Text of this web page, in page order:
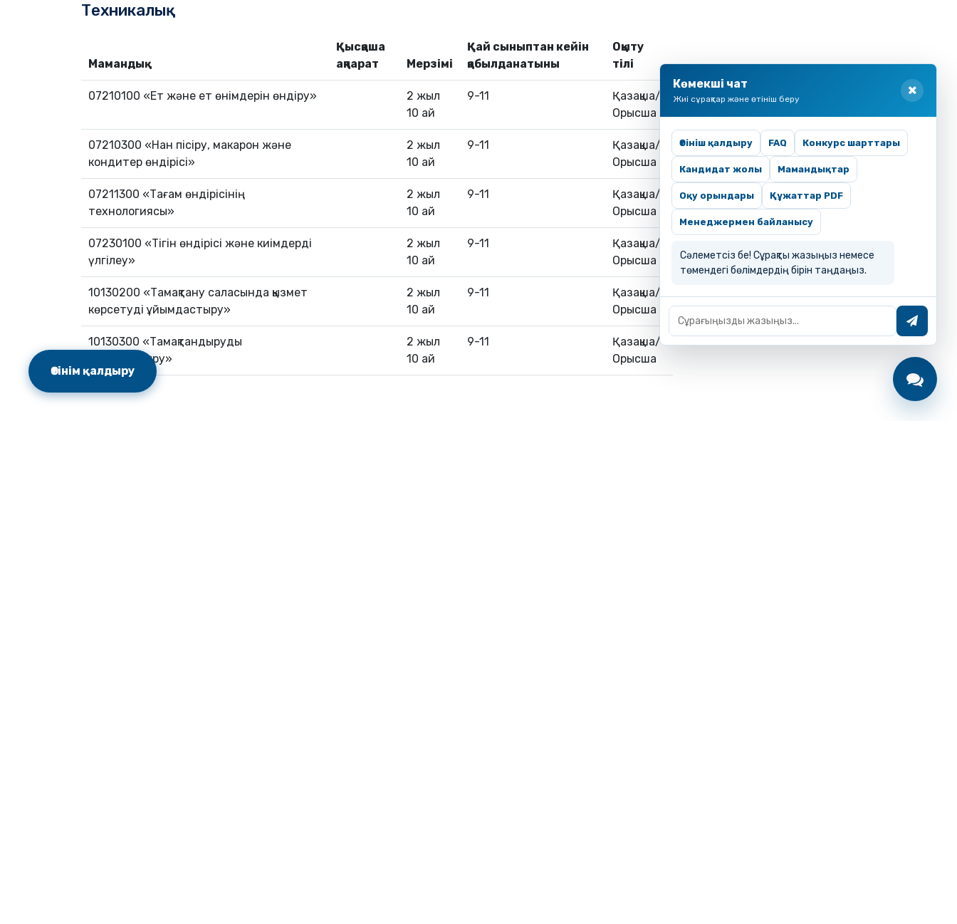
Техникалық
Мамандық
Қысқаша
ақпарат
Мерзімі
Қай сыныптан кейін
қабылданатыны
Оқыту
тілі
07210100 «Ет және ет өнімдерін өндіру»
2 жыл
10 ай
9-11
Қазақша/
Орысша
07210300 «Нан пісіру, макарон және
кондитер өндірісі»
2 жыл
10 ай
9-11
Қазақша/
Орысша
07211300 «Тағам өндірісінің
технологиясы»
2 жыл
10 ай
9-11
Қазақша/
Орысша
07230100 «Тігін өндірісі және киімдерді
үлгілеу»
2 жыл
10 ай
9-11
Қазақша/
Орысша
10130200 «Тамақтану саласында қызмет
көрсетуді ұйымдастыру»
2 жыл
10 ай
9-11
Қазақша/
Орысша
10130300 «Тамақтандыруды
ұйымдастыру»
2 жыл
10 ай
9-11
Қазақша/
Орысша
Өтінім қалдыру
Көмекші чат
Жиі сұрақтар және өтініш беру
Өтініш қалдыру FAQ Конкурс шарттары
Кандидат жолы Мамандықтар
Оқу орындары Құжаттар PDF
Менеджермен байланысу
Сәлеметсіз бе! Сұрақты жазыңыз немесе
төмендегі бөлімдердің бірін таңдаңыз.